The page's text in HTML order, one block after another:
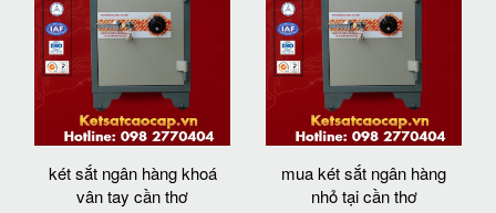
két sắt ngân hàng khoá
vân tay cần thơ
mua két sắt ngân hàng
nhỏ tại cần thơ